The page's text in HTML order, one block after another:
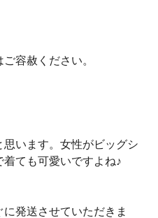
容赦ください。
います。女性がビッグシ
ても可愛いですよね♪
発送させていただきま